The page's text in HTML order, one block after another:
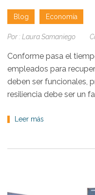
Blog Economía
Por : Laura Samaniego
Conforme pasa el
empleados para
deben ser funcionales,
resiliencia debe ser un
Leer más